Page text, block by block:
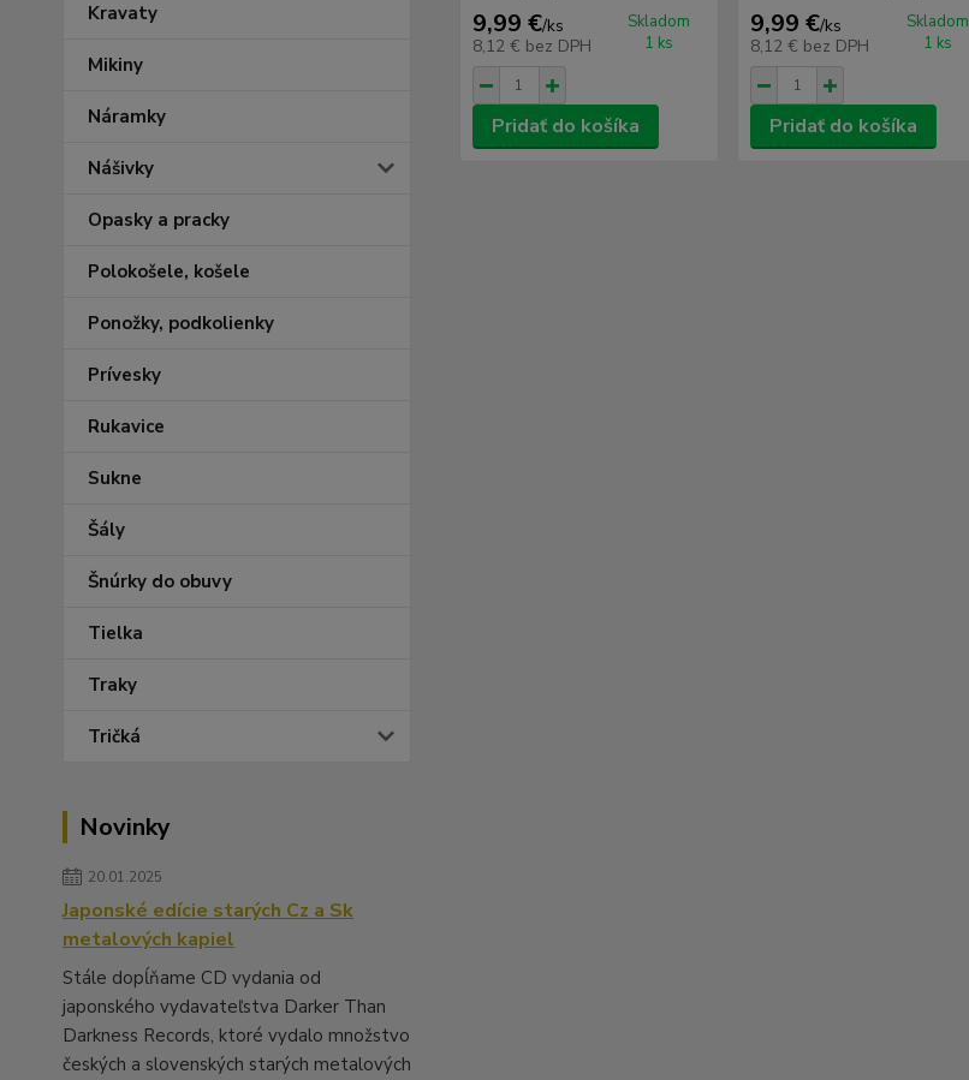
Kravaty
Mikiny
Náramky
Nášivky
Opasky a pracky
Polokošele, košele
Ponožky, podkolienky
Prívesky
Rukavice
Sukne
Šály
Šnúrky do obuvy
Tielka
Traky
Tričká
Novinky
20.01.2025
Japonské edície starých Cz a Sk
metalových kapiel
Stále dopĺňame CD vydania od
japonského vydavateľstva Darker Than
Darkness Records, ktoré vydalo množstvo
českých a slovenských starých metalových
9,99 €/ks
8,12 € bez DPH
Skladom
1 ks
Pridať do košíka
9,99 €/ks
8,12 € bez DPH
Skladom
1 ks
Pridať do košíka